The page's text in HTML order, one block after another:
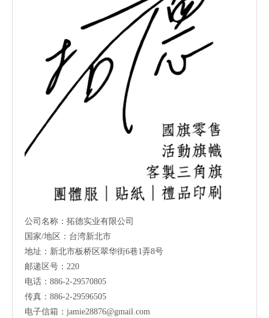
公司名称：拓德实业有限公司
国家/地区：台湾新北市
地址：新北市板桥区翠华街6巷1弄8号
邮递区号：220
电话：886-2-29570805
传真：886-2-29596505
电子信箱： jamie28876@gmail.com